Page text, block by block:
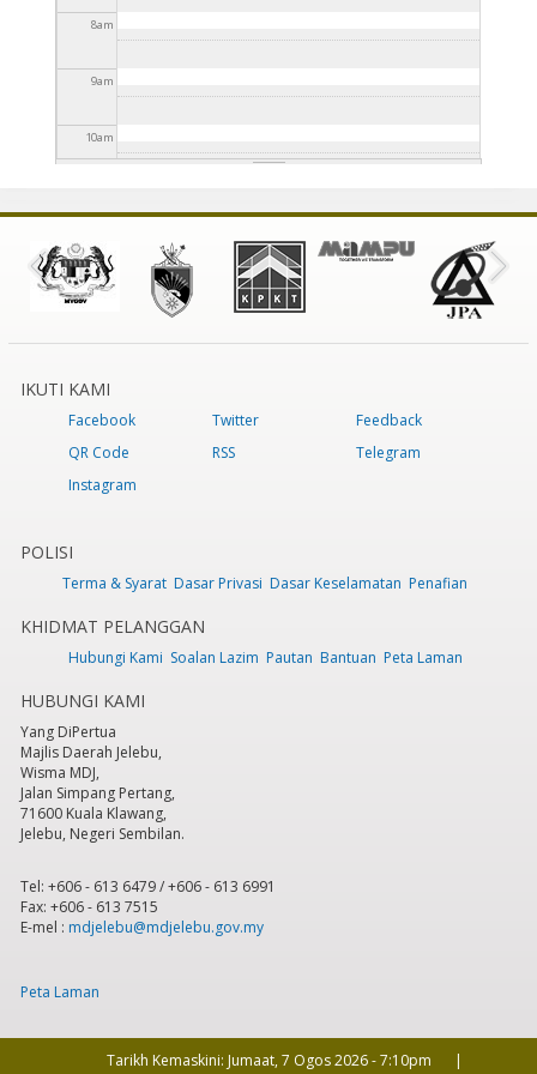
8am
9am
10am
12pm
3pm
6pm
8 pm
9 pm
10pm
IKUTI KAMI
Facebook Twitter
Feedback
QR Code
RSS
Telegram
Instagram
POLISI
Terma & Syarat Dasar Privasi Dasar Keselamatan Penafian
KHIDMAT PELANGGAN
Hubungi Kami Soalan Lazim Pautan Bantuan Peta Laman
HUBUNGI KAMI
Yang DiPertua
Majlis Daerah Jelebu,
Wisma MDJ,
Jalan Simpang Pertang,
71600 Kuala Klawang,
Jelebu, Negeri Sembilan.
Tel: +606 - 613 6479 / +606 - 613 6991
Fax: +606 - 613 7515
E-mel : mdjelebu@mdjelebu.gov.my
Peta Laman
Tarikh Kemaskini: Jumaat, 7 Ogos 2026 - 7:10pm